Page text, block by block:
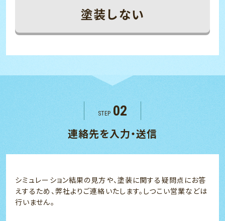
塗装しない
STEP 02
連絡先を入力・送信
シミュレーション結果の見方や、塗装に関する疑問点にお答
えするため、弊社よりご連絡いたします。しつこい営業などは
行いません。